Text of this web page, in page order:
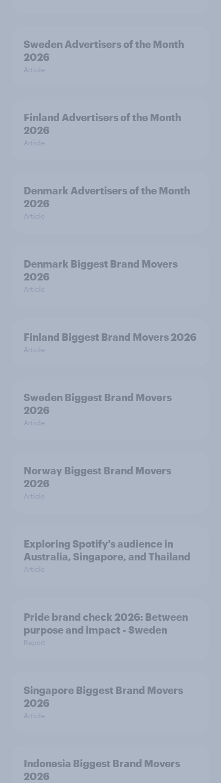
Sweden Advertisers of the Month
2026
Article
Finland Advertisers of the Month
2026
Article
Denmark Advertisers of the Month
2026
Article
Denmark Biggest Brand Movers
2026
Article
Finland Biggest Brand Movers 2026
Article
Sweden Biggest Brand Movers
2026
Article
Norway Biggest Brand Movers
2026
Article
Exploring Spotify's audience in
Australia, Singapore, and Thailand
Article
Pride brand check 2026: Between
purpose and impact - Sweden
Report
Singapore Biggest Brand Movers
2026
Article
Indonesia Biggest Brand Movers
2026